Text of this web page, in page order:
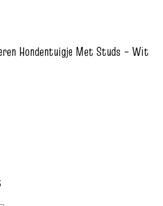
Hondentuigje Met Studs – Wit